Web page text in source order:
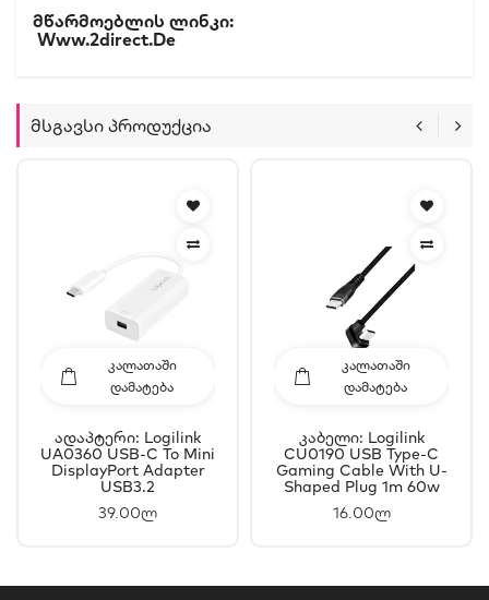
Მწარმოებლის Ლინკი:
Www.2direct.de
Მსგავსი Პროდუქცია
ᲙᲐᲚᲐᲗᲐᲨᲘ
ᲓᲐᲛᲐᲢᲔᲑᲐ
Ადაპტერი: Logilink
UA0360 USB-C To Mini
DisplayPort Adapter
USB3.2
39.00ლ
ᲙᲐᲚᲐᲗᲐᲨᲘ
ᲓᲐᲛᲐᲢᲔᲑᲐ
Კაბელი: Logilink
CU0190 USB Type-C
Gaming Cable With U-
Shaped Plug 1m 60w
16.00ლ